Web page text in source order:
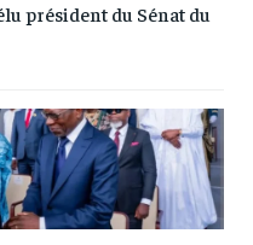
président du Sénat du